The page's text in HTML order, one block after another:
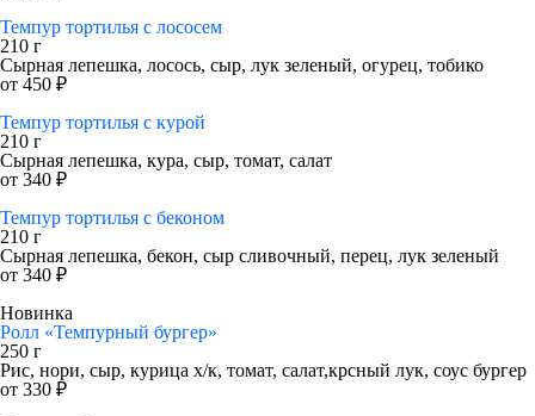
Темпур тортилья с лососем
210 г
Сырная лепешка, лосось, сыр, лук зеленый, огурец, тобико
от 450 ₽
Темпур тортилья с курой
210 г
Сырная лепешка, кура, сыр, томат, салат
от 340 ₽
Темпур тортилья с беконом
210 г
Сырная лепешка, бекон, сыр сливочный, перец, лук зеленый
от 340 ₽
Новинка
Ролл «Темпурный бургер»
250 г
Рис, нори, сыр, курица х/к, томат, салат,крсный лук, соус бургер
от 330 ₽